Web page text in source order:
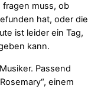
fragen muss, ob
hat, oder die
ist leider ein Tag,
kann.
Passend
einem